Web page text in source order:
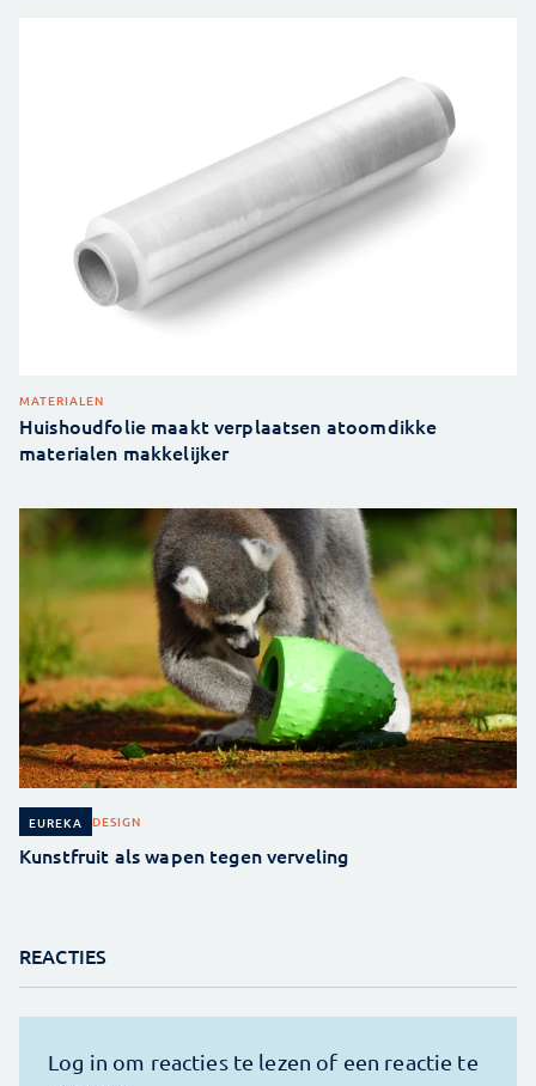
MATERIALEN
Huishoudfolie maakt verplaatsen atoomdikke
materialen makkelijker
EUREKA DESIGN
Kunstfruit als wapen tegen verveling
REACTIES